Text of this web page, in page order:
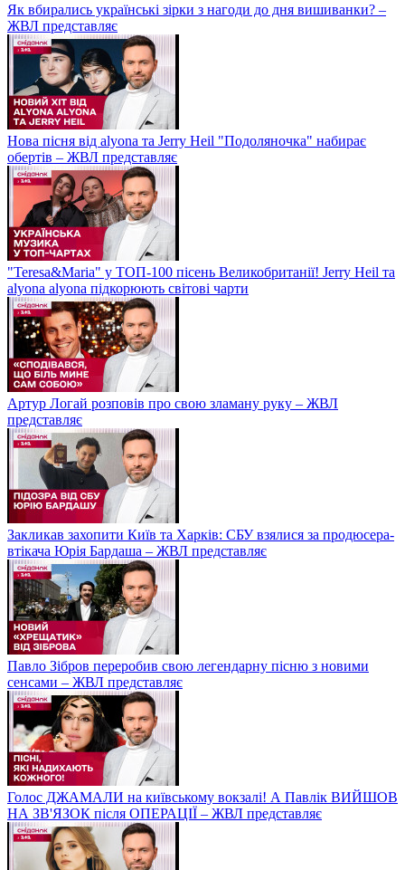
Як вбирались українські зірки з нагоди до дня вишиванки? –
ЖВЛ представляє
Нова пісня від alyona та Jerry Heil "Подоляночка" набирає
обертів – ЖВЛ представляє
"Teresa&Maria" у ТОП-100 пісень Великобританії! Jerry Heil та
alyona alyona підкорюють світові чарти
Артур Логай розповів про свою зламану руку – ЖВЛ
представляє
Закликав захопити Київ та Харків: СБУ взялися за продюсера-
втікача Юрія Бардаша – ЖВЛ представляє
Павло Зібров переробив свою легендарну пісню з новими
сенсами – ЖВЛ представляє
Голос ДЖАМАЛИ на київському вокзалі! А Павлік ВИЙШОВ
НА ЗВ'ЯЗОК після ОПЕРАЦІЇ – ЖВЛ представляє